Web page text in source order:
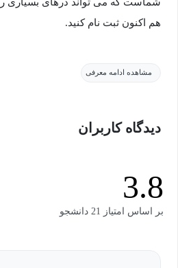
هم اکنون ثبت نام کنید.
بگیرید تا در کدام یک از زمینه های
مشاهده ادامه معرفی
دیدگاه کاربران
3.8
بر اساس امتیاز 21 دانشجو